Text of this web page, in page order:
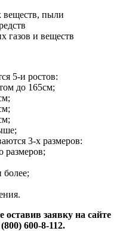
веществ, пыли
газов и веществ
5-и ростов:
до 165см;
3-х размеров:
размеров;
более;
заявку на сайте
600-8-112.